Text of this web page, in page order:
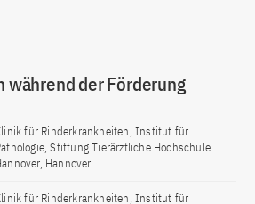
während der Förderung
für Rinderkrankheiten, Institut für
Stiftung Tierärztliche Hochschule
Hannover
für Rinderkrankheiten, Institut für